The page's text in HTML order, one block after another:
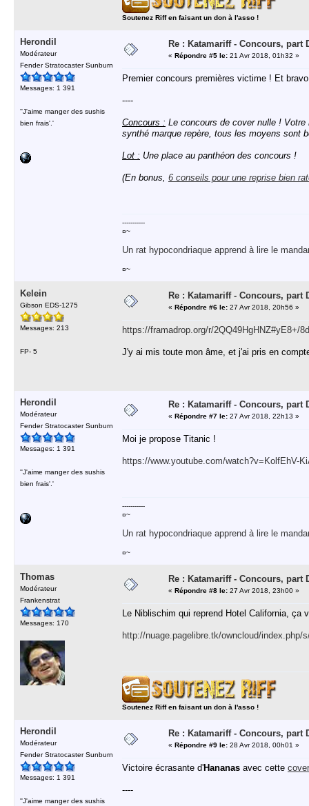
Soutenez Riff en faisant un don à l'asso !
Herondil
Modérateur
Fender Stratocaster Sunburn
Messages: 1 391
''J'aime manger des sushis
bien frais'.'
Re : Katamariff - Concours, part
« Répondre #5 le: 21 Avr 2018, 01h32 »
Premier concours premières victime ! Et
----
Concours : Le concours de cover nulle !
synthé marque repère, tous les moyens sont
Lot : Une place au panthéon des concours !
(En bonus, 6 conseils pour une reprise bien
-----------
¤~
Un rat hypocondriaque apprend à lire le
¤~
Kelein
Gibson EDS-1275
Messages: 213
FP- 5
Re : Katamariff - Concours, part
« Répondre #6 le: 27 Avr 2018, 20h56 »
https://framadrop.org/r/2QQ49HgHNZ#yE8+/
J'y ai mis toute mon âme, et j'ai pris en
Herondil
Modérateur
Fender Stratocaster Sunburn
Messages: 1 391
''J'aime manger des sushis
bien frais'.'
Re : Katamariff - Concours, part
« Répondre #7 le: 27 Avr 2018, 22h13 »
Moi je propose Titanic !
https://www.youtube.com/watch?v=KolfEhV-
-----------
¤~
Un rat hypocondriaque apprend à lire le
¤~
Thomas
Modérateur
Frankenstrat
Messages: 170
Re : Katamariff - Concours, part
« Répondre #8 le: 27 Avr 2018, 23h00 »
Le Niblischim qui reprend Hotel California, ça
http://nuage.pagelibre.tk/owncloud/index.php/
Soutenez Riff en faisant un don à l'asso !
Herondil
Modérateur
Fender Stratocaster Sunburn
Messages: 1 391
''J'aime manger des sushis
Re : Katamariff - Concours, part
« Répondre #9 le: 28 Avr 2018, 00h01 »
Victoire écrasante d'Hananas avec cette
----